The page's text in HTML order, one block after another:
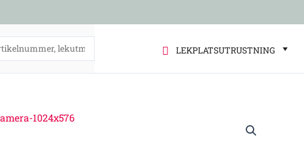
LEKPLATSUTRUSTNING